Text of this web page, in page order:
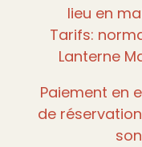
lieu en
Tarifs:
Lanterne
Paiement en
de